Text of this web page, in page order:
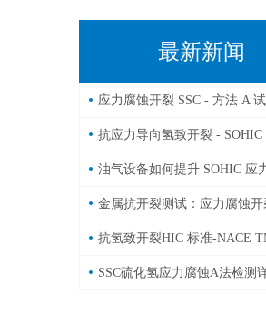
最新新闻
应力腐蚀开裂 SSC - 方法 A
与操作详解
抗应力导向氢致开裂 - SOHIC
准与试验方法
油气设备如何提升 SOHIC 应
氢致开裂抗力
金属抗开裂测试：应力腐蚀开
- 方法 A
抗氢致开裂HIC 标准-NACE
0284-2016
SSC硫化氢应力腐蚀A法检测